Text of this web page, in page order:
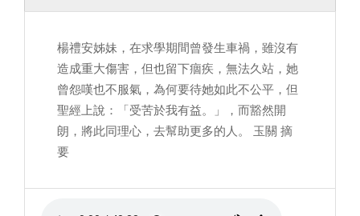
楊禮安姊妹，在求學期間曾發生車禍，雖沒有
造成重大傷害，但也留下痼疾，無法久站，她
曾怨嘆也不服氣，為何要待她如此不公平，但
聖經上說：「受苦於我有益。」，而豁然開
朗，將此同理心，去幫助更多的人。 玉關 摘
要